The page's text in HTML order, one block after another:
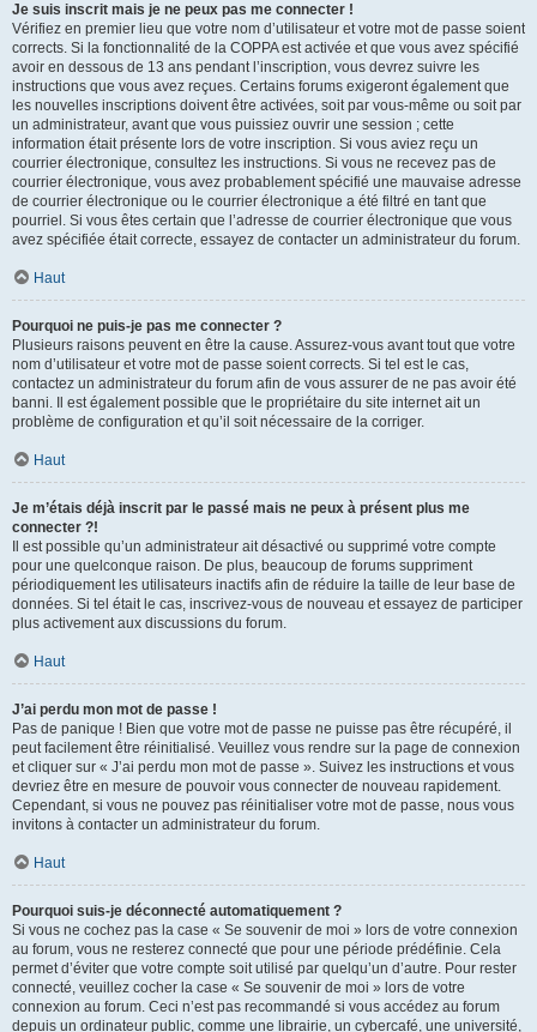
Je suis inscrit mais je ne peux pas me connecter !
Vérifiez en premier lieu que votre nom d’utilisateur et votre mot de passe soient
corrects. Si la fonctionnalité de la COPPA est activée et que vous avez spécifié
avoir en dessous de 13 ans pendant l’inscription, vous devrez suivre les
instructions que vous avez reçues. Certains forums exigeront également que
les nouvelles inscriptions doivent être activées, soit par vous-même ou soit par
un administrateur, avant que vous puissiez ouvrir une session ; cette
information était présente lors de votre inscription. Si vous aviez reçu un
courrier électronique, consultez les instructions. Si vous ne recevez pas de
courrier électronique, vous avez probablement spécifié une mauvaise adresse
de courrier électronique ou le courrier électronique a été filtré en tant que
pourriel. Si vous êtes certain que l’adresse de courrier électronique que vous
avez spécifiée était correcte, essayez de contacter un administrateur du forum.
Haut
Pourquoi ne puis-je pas me connecter ?
Plusieurs raisons peuvent en être la cause. Assurez-vous avant tout que votre
nom d’utilisateur et votre mot de passe soient corrects. Si tel est le cas,
contactez un administrateur du forum afin de vous assurer de ne pas avoir été
banni. Il est également possible que le propriétaire du site internet ait un
problème de configuration et qu’il soit nécessaire de la corriger.
Haut
Je m’étais déjà inscrit par le passé mais ne peux à présent plus me
connecter ?!
Il est possible qu’un administrateur ait désactivé ou supprimé votre compte
pour une quelconque raison. De plus, beaucoup de forums suppriment
périodiquement les utilisateurs inactifs afin de réduire la taille de leur base de
données. Si tel était le cas, inscrivez-vous de nouveau et essayez de participer
plus activement aux discussions du forum.
Haut
J’ai perdu mon mot de passe !
Pas de panique ! Bien que votre mot de passe ne puisse pas être récupéré, il
peut facilement être réinitialisé. Veuillez vous rendre sur la page de connexion
et cliquer sur « J’ai perdu mon mot de passe ». Suivez les instructions et vous
devriez être en mesure de pouvoir vous connecter de nouveau rapidement.
Cependant, si vous ne pouvez pas réinitialiser votre mot de passe, nous vous
invitons à contacter un administrateur du forum.
Haut
Pourquoi suis-je déconnecté automatiquement ?
Si vous ne cochez pas la case « Se souvenir de moi » lors de votre connexion
au forum, vous ne resterez connecté que pour une période prédéfinie. Cela
permet d’éviter que votre compte soit utilisé par quelqu’un d’autre. Pour rester
connecté, veuillez cocher la case « Se souvenir de moi » lors de votre
connexion au forum. Ceci n’est pas recommandé si vous accédez au forum
depuis un ordinateur public, comme une librairie, un cybercafé, une université,